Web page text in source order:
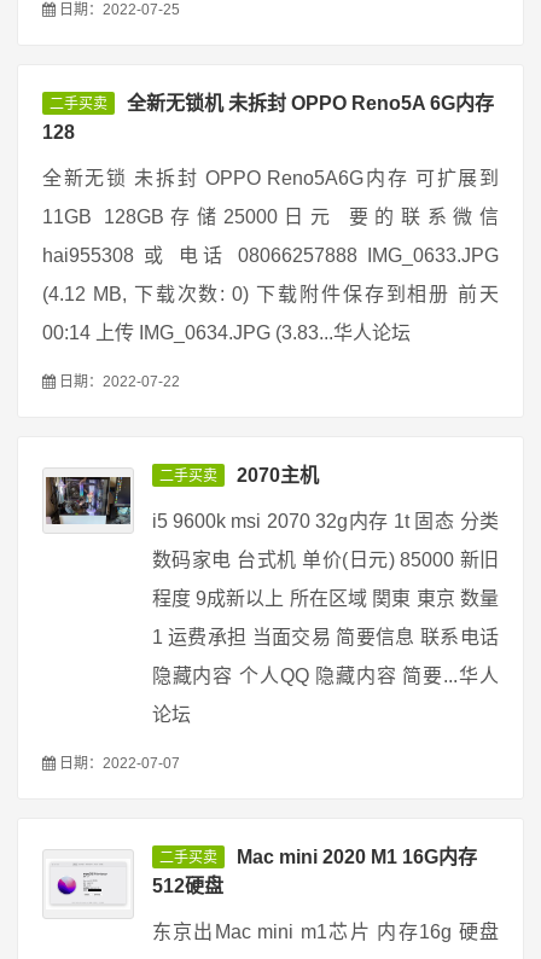
日期：2022-07-25
二手买卖
全新无锁机 未拆封 OPPO Reno5A 6G内存
128
全新无锁 未拆封 OPPO Reno5A6G内存 可扩展到
11GB 128GB存储25000日元 要的联系微信
hai955308 或 电话 08066257888 IMG_0633.JPG
(4.12 MB, 下载次数: 0) 下载附件保存到相册 前天
00:14 上传 IMG_0634.JPG (3.83...华人论坛
日期：2022-07-22
二手买卖 2070主机
i5 9600k msi 2070 32g内存 1t 固态 分类
数码家电 台式机 单价(日元) 85000 新旧
程度 9成新以上 所在区域 関東 東京 数量
1 运费承担 当面交易 简要信息 联系电话
隐藏内容 个人QQ 隐藏内容 简要...华人
论坛
日期：2022-07-07
二手买卖
Mac mini 2020 M1 16G内存
512硬盘
东京出Mac mini m1芯片 内存16g 硬盘